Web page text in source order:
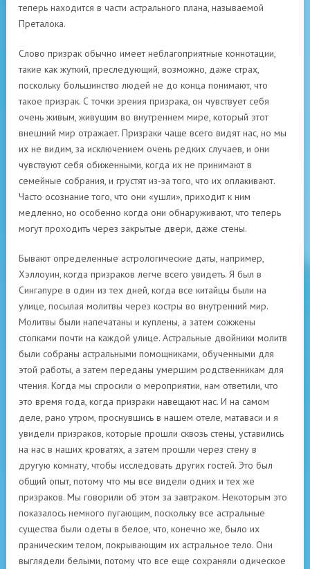
теперь находится в части астрального плана, называемой
Преталока.
Слово призрак обычно имеет неблагоприятные коннотации,
такие как жуткий, преследующий, возможно, даже страх,
поскольку большинство людей не до конца понимают, что
такое призрак. С точки зрения призрака, он чувствует себя
очень живым, живущим во внутреннем мире, который этот
внешний мир отражает. Призраки чаще всего видят нас, но мы
их не видим, за исключением очень редких случаев, и они
чувствуют себя обиженными, когда их не принимают в
семейные собрания, и грустят из-за того, что их оплакивают.
Часто осознание того, что они «ушли», приходит к ним
медленно, но особенно когда они обнаруживают, что теперь
могут проходить через закрытые двери, даже стены.
Бывают определенные астрологические даты, например,
Хэллоуин, когда призраков легче всего увидеть. Я был в
Сингапуре в один из тех дней, когда все китайцы были на
улице, посылая молитвы через костры во внутренний мир.
Молитвы были напечатаны и куплены, а затем сожжены
стопками почти на каждой улице. Астральные двойники молитв
были собраны астральными помощниками, обученными для
этой работы, а затем переданы умершим родственникам для
чтения. Когда мы спросили о мероприятии, нам ответили, что
это время года, когда призраки навещают нас. И на самом
деле, рано утром, проснувшись в нашем отеле, матаваси и я
увидели призраков, которые прошли сквозь стены, уставились
на нас в наших кроватях, а затем прошли через стену в
другую комнату, чтобы исследовать других гостей. Это был
общий опыт, потому что мы все видели одних и тех же
призраков. Мы говорили об этом за завтраком. Некоторым это
показалось немного пугающим, поскольку все астральные
существа были одеты в белое, что, конечно же, было их
праническим телом, покрывающим их астральное тело. Они
выглядели белыми, потому что все еще сохраняли одическое